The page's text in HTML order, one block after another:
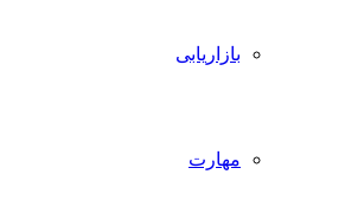
بازاریابی
مهارت